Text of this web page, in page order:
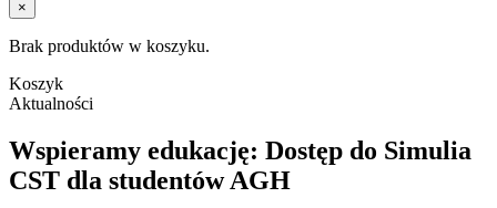
×
Brak produktów w koszyku.
Koszyk
Aktualności
Wspieramy edukację: Dostęp do Simulia
CST dla studentów AGH